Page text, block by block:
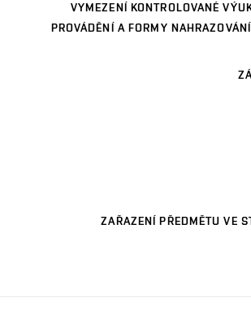
VYMEZENÍ KONTROLOVANÉ
PROVÁDĚNÍ A FORMY
ZAŘAZENÍ PŘEDMĚTU VE